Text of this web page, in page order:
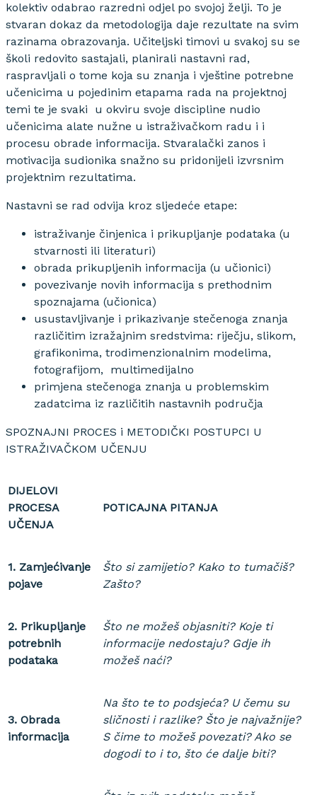
kolektiv odabrao razredni odjel po svojoj želji. To je
stvaran dokaz da metodologija daje rezultate na svim
razinama obrazovanja. Učiteljski timovi u svakoj su se
školi redovito sastajali, planirali nastavni rad,
raspravljali o tome koja su znanja i vještine potrebne
učenicima u pojedinim etapama rada na projektnoj
temi te je svaki u okviru svoje discipline nudio
učenicima alate nužne u istraživačkom radu i i
procesu obrade informacija. Stvaralački zanos i
motivacija sudionika snažno su pridonijeli izvrsnim
projektnim rezultatima.
Nastavni se rad odvija kroz sljedeće etape:
istraživanje činjenica i prikupljanje podataka (u
stvarnosti ili literaturi)
obrada prikupljenih informacija (u učionici)
povezivanje novih informacija s prethodnim
spoznajama (učionica)
usustavljivanje i prikazivanje stečenoga znanja
različitim izražajnim sredstvima: riječju, slikom,
grafikonima, trodimenzionalnim modelima,
fotografijom, multimedijalno
primjena stečenoga znanja u problemskim
zadatcima iz različitih nastavnih područja
SPOZNAJNI PROCES i METODIČKI POSTUPCI U
ISTRAŽIVAČKOM UČENJU
DIJELOVI
PROCESA
UČENJA
POTICAJNA PITANJA
1. Zamjećivanje
pojave
Što si zamijetio? Kako to tumačiš?
Zašto?
2. Prikupljanje
potrebnih
podataka
Što ne možeš objasniti? Koje ti
informacije nedostaju? Gdje ih
možeš naći?
3. Obrada
informacija
Na što te to podsjeća? U čemu su
sličnosti i razlike? Što je najvažnije?
S čime to možeš povezati? Ako se
dogodi to i to, što će dalje biti?